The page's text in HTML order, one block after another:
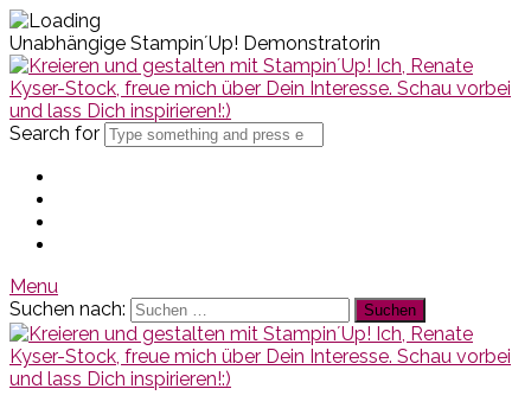
Unabhängige Stampin´Up! Demonstratorin
Search for
Menu
Suchen nach: